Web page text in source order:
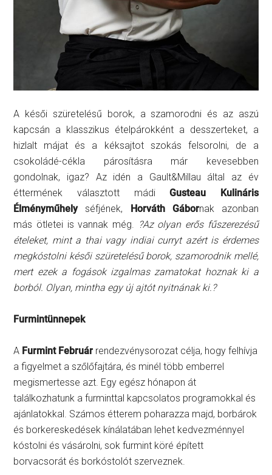
A késői szüretelésű borok, a szamorodni és az aszú
kapcsán a klasszikus ételpárokként a desszerteket, a
hizlalt májat és a kéksajtot szokás felsorolni, de a
csokoládé-cékla párosításra már kevesebben
gondolnak, igaz? Az idén a Gault&Millau által az év
éttermének választott mádiGusteau Kulináris
Élményműhelyséfjének, Horváth Gábornak azonban
más ötletei is vannak még.
?Az olyan erős fűszerezésű
ételeket, mint a thai vagy indiai curryt azért is érdemes
megkóstolni késői szüretelésű borok, szamorodnik mellé,
mert ezek a fogások izgalmas zamatokat hoznak ki a
borból. Olyan, mintha egy új ajtót nyitnának ki.?
Furmintünnepek
A Furmint Február rendezvénysorozat célja, hogy felhívja
a figyelmet a szőlőfajtára, és minél több emberrel
megismertesse azt. Egy egész hónapon át
találkozhatunk a furminttal kapcsolatos programokkal és
ajánlatokkal. Számos étterem poharazza majd, borbárok
és borkereskedések kínálatában lehet kedvezménnyel
kóstolni és vásárolni, sok furmint köré épített
borvacsorát és borkóstolót szerveznek.